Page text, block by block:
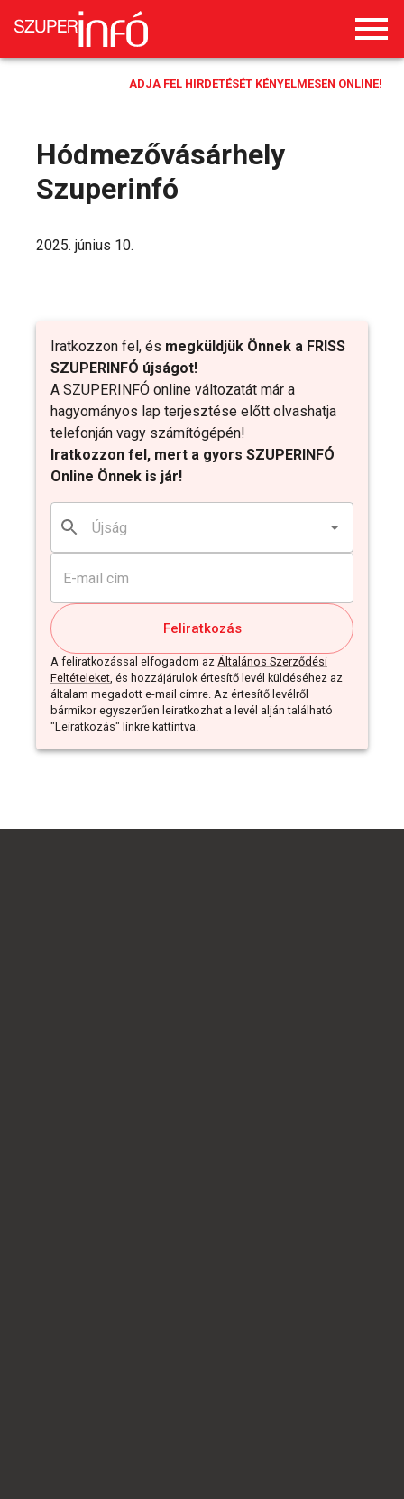
ADJA FEL HIRDETÉSÉT KÉNYELMESEN ONLINE!
Hódmezővásárhely
Szuperinfó
Iratkozzon fel, és megküldjük Önnek a FRISS
SZUPERINFÓ újságot!
A SZUPERINFÓ online változatát már a
hagyományos lap terjesztése előtt olvashatja
telefonján vagy számítógépén!
Iratkozzon fel, mert a gyors SZUPERINFÓ
Online Önnek is jár!
Feliratkozás
A feliratkozással elfogadom az Általános Szerződési
Feltételeket, és hozzájárulok értesítő levél küldéséhez az
általam megadott e-mail címre. Az értesítő levélről
bármikor egyszerűen leiratkozhat a levél alján található
"Leiratkozás" linkre kattintva.
2025. június 10.